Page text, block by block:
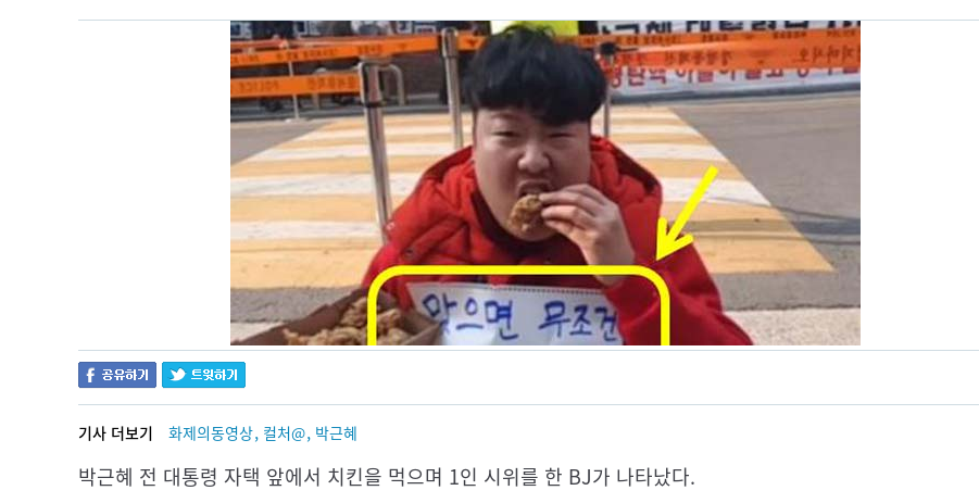
기사 더보기 화제의동영상, 컬처@, 박근혜
박근혜 전 대통령 자택 앞에서 치킨을 먹으며 1인 시위를 한 BJ가 나타났다.